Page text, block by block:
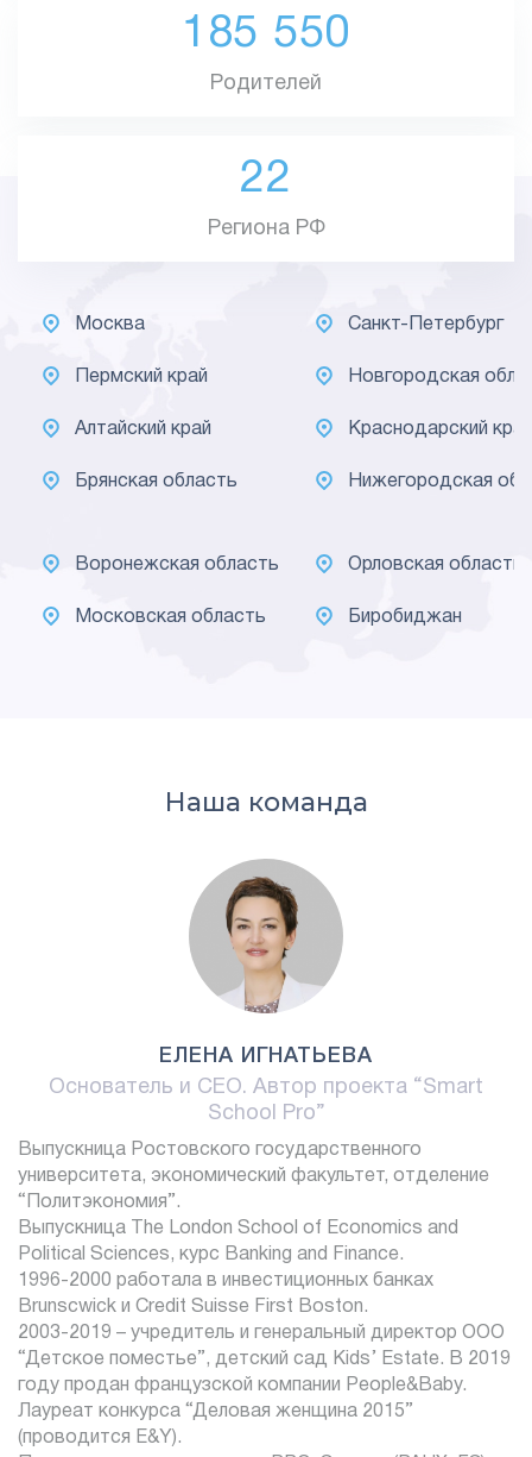
185 550
Родителей
22
Региона РФ
Москва Санкт-Петербург
Пермский край Новгородская
Алтайский край Краснодарский край
Брянская область Нижегородская
Воронежская область Орловская область
Московская область Биробиджан
Наша команда
ЕЛЕНА ИГНАТЬЕВА
Основатель и CEO. Автор проекта “Smart
School Pro”
Выпускница Ростовского государственного
университета, экономический факультет, отделение
“Политэкономия”.
Выпускница The London School of Economics and
Political Sciences, курс Banking and Finance.
1996-2000 работала в инвестиционных банках
Brunscwick и Credit Suisse First Boston.
2003-2019 – учредитель и генеральный директор ООО
“Детское поместье”, детский сад Kids’ Estate. В 2019
году продан французской компании People&Baby.
Лауреат конкурса “Деловая женщина 2015”
(проводится E&Y).